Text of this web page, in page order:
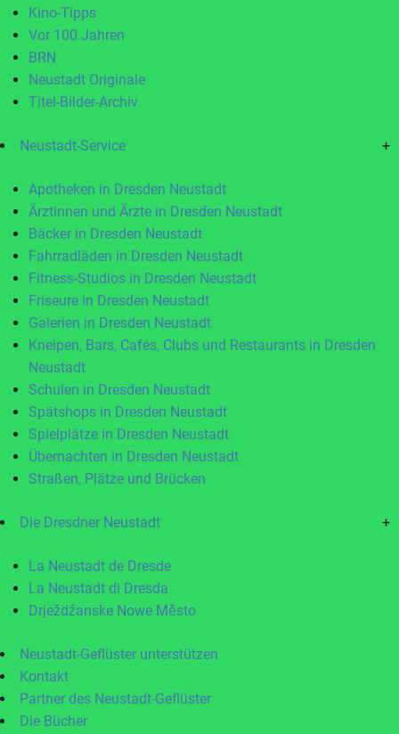
Kino-Tipps
Vor 100 Jahren
BRN
Neustadt Originale
Titel-Bilder-Archiv
Neustadt-Service +
Apotheken in Dresden Neustadt
Ärztinnen und Ärzte in Dresden Neustadt
Bäcker in Dresden Neustadt
Fahrradläden in Dresden Neustadt
Fitness-Studios in Dresden Neustadt
Friseure in Dresden Neustadt
Galerien in Dresden Neustadt
Kneipen, Bars, Cafés, Clubs und Restaurants in Dresden
Neustadt
Schulen in Dresden Neustadt
Spätshops in Dresden Neustadt
Spielplätze in Dresden Neustadt
Übernachten in Dresden Neustadt
Straßen, Plätze und Brücken
Die Dresdner Neustadt +
La Neustadt de Dresde
La Neustadt di Dresda
Drježdźanske Nowe Město
Neustadt-Geflüster unterstützen
Kontakt
Partner des Neustadt-Geflüster
Die Bücher